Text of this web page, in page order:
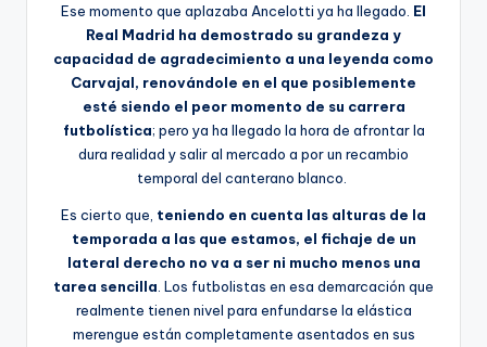
Ese momento que aplazaba Ancelotti ya ha llegado. El
Real Madrid ha demostrado su grandeza y
capacidad de agradecimiento a una leyenda como
Carvajal, renovándole en el que posiblemente
esté siendo el peor momento de su carrera
futbolística; pero ya ha llegado la hora de afrontar la
dura realidad y salir al mercado a por un recambio
temporal del canterano blanco.
Es cierto que, teniendo en cuenta las alturas de la
temporada a las que estamos, el fichaje de un
lateral derecho no va a ser ni mucho menos una
tarea sencilla . Los futbolistas en esa demarcación que
realmente tienen nivel para enfundarse la elástica
merengue están completamente asentados en sus